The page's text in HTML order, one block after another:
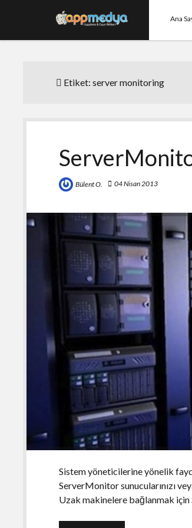
Ana
Etiket:server monitoring
Bülent O. 04 Nisan 2013
Sistem yöneticilerine yönelik
ServerMonitor sunucularınızı
Uzak makinelere bağlanmak